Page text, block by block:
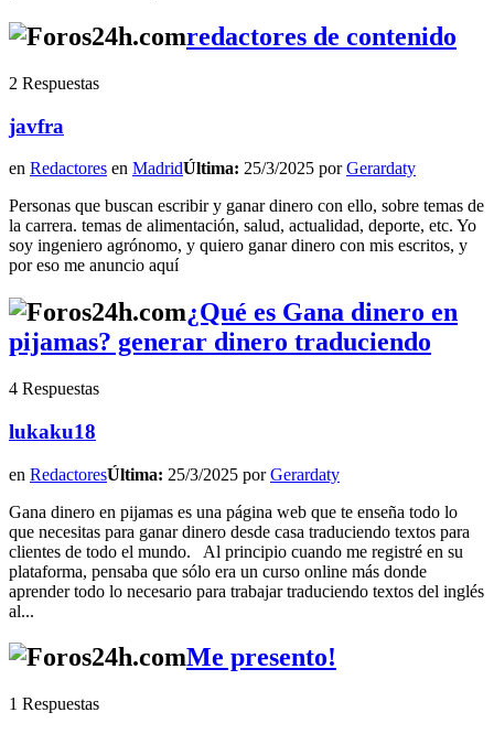
redactores de contenido
2 Respuestas
javfra
en Redactores en MadridÚltima: 25/3/2025 porGerardaty
Personas que buscan escribir y ganar dinero con ello, sobre temas de
la carrera. temas de alimentación, salud, actualidad, deporte, etc. Yo
soy ingeniero agrónomo, y quiero ganar dinero con mis escritos, y
por eso me anuncio aquí
¿Qué es Gana dinero en
pijamas? generar dinero traduciendo
4 Respuestas
lukaku18
en RedactoresÚltima: 25/3/2025 porGerardaty
Gana dinero en pijamas es una página web que te enseña todo lo
que necesitas para ganar dinero desde casa traduciendo textos para
clientes de todo el mundo. Al principio cuando me registré en su
plataforma, pensaba que sólo era un curso online más donde
aprender todo lo necesario para trabajar traduciendo textos del inglés
al...
Me presento!
1 Respuestas